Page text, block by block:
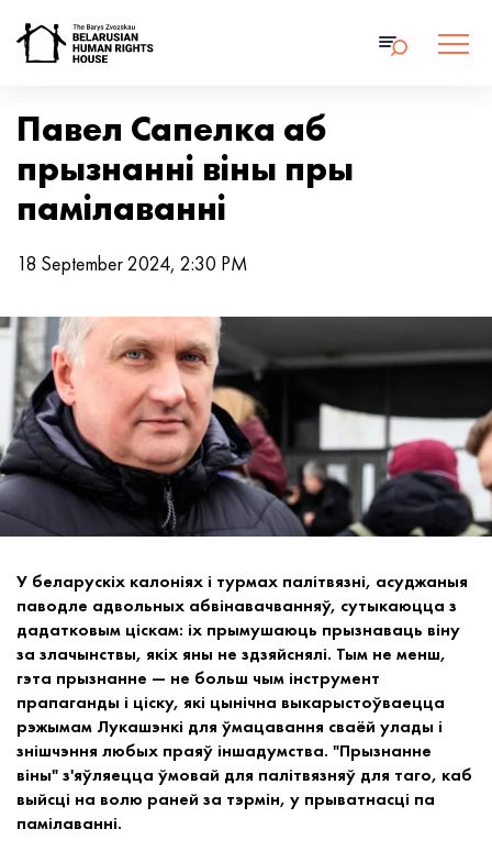
Павел Сапелка аб
прызнанні віны пры
памілаванні
18 September 2024, 2:30 PM
У беларускіх калоніях і турмах палітвязні, асуджаныя
паводле адвольных абвінавачванняў, сутыкаюцца з
дадатковым ціскам: іх прымушаюць прызнаваць віну
за злачынствы, якіх яны не здзяйснялі. Тым не менш,
гэта прызнанне — не больш чым інструмент
прапаганды і ціску, які цынічна выкарыстоўваецца
рэжымам Лукашэнкі для ўмацавання сваёй улады і
знішчэння любых праяў іншадумства. "Прызнанне
віны" з'яўляецца ўмовай для палітвязняў для таго, каб
выйсці на волю раней за тэрмін, у прыватнасці па
памілаванні.